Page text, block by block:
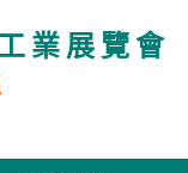
業展覽會